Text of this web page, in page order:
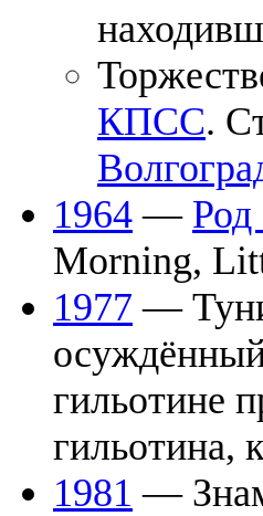
КПСС.
1964 —
Morning,
1977 —
гильотине
гильотина,
1981 —